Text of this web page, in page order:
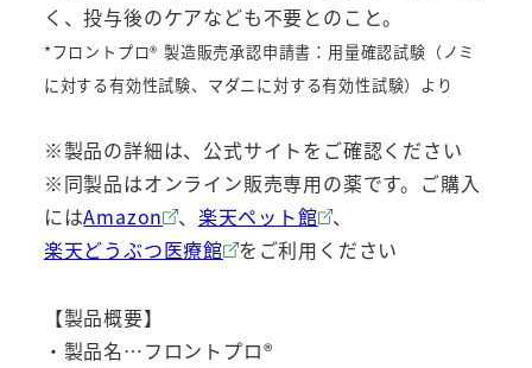
く、投与後のケアなども不要とのこと。
*フロントプロ® 製造販売承認申請書：用量確認試験（ノミ
に対する有効性試験、マダニに対する有効性試験）より
※製品の詳細は、公式サイトをご確認ください
※同製品はオンライン販売専用の薬です。ご購入
にはAmazon 、 楽天ペット館 、
楽天どうぶつ医療館 をご利用ください
【製品概要】
・製品名…フロントプロ®